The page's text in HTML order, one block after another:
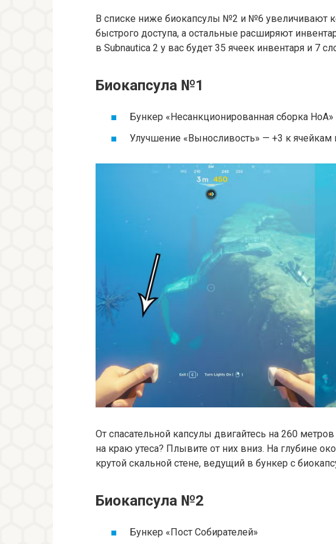
В списке ниже биокапсулы №2 и №6 увеличивают
быстрого доступа, а остальные расширяют
в Subnautica 2 у вас будет 35 ячеек инвентаря и 7
Биокапсула №1
Бункер «Несанкционированная сборка НоА»
Улучшение «Выносливость» — +3 к ячейкам
От спасательной капсулы двигайтесь на 260
на краю утеса? Плывите от них вниз. На глубине
крутой скальной стене, ведущий в бункер с
Биокапсула №2
Бункер «Пост Собирателей»